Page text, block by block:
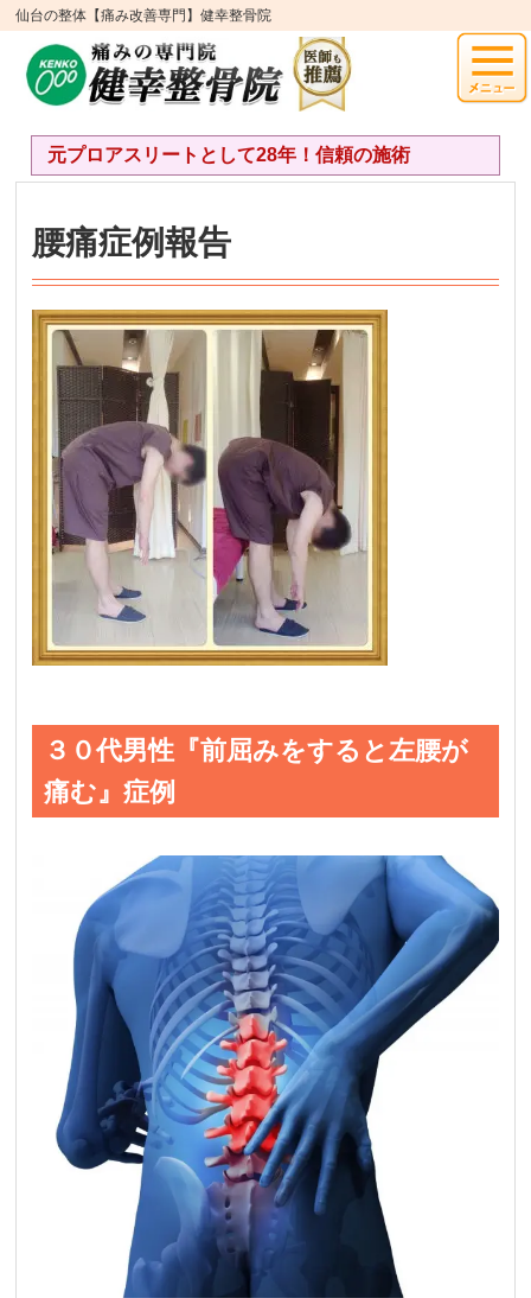
仙台の整体【痛み改善専門】健幸整骨院
元プロアスリートとして28年！信頼の施術
腰痛症例報告
３０代男性『前屈みをすると左腰が
痛む』症例